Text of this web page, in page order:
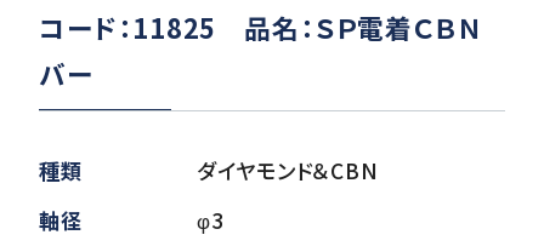
製品情報
事例紹介
ダウンロード
コード：11825 品名：ＳＰ電着ＣＢＮ
バー
種類
ダイヤモンド＆CBN
軸径
φ3